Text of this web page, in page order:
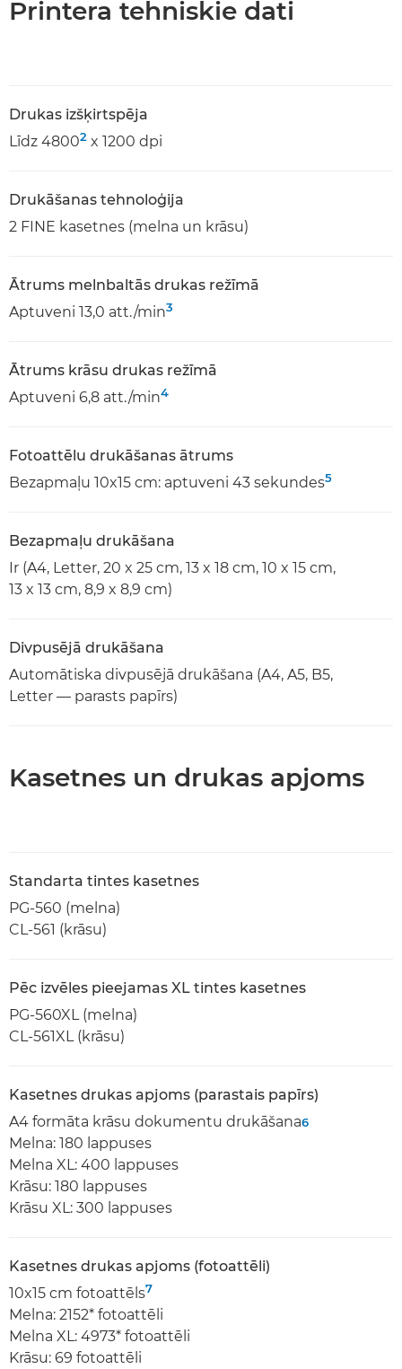
Printera tehniskie dati
Drukas izšķirtspēja
Līdz 48002 x 1200 dpi
Drukāšanas tehnoloģija
2 FINE kasetnes (melna un krāsu)
Ātrums melnbaltās drukas režīmā
Aptuveni 13,0 att./min3
Ātrums krāsu drukas režīmā
Aptuveni 6,8 att./min4
Fotoattēlu drukāšanas ātrums
Bezapmaļu 10x15 cm: aptuveni 43 sekundes5
Bezapmaļu drukāšana
Ir (A4, Letter, 20 x 25 cm, 13 x 18 cm, 10 x 15 cm,
13 x 13 cm, 8,9 x 8,9 cm)
Divpusējā drukāšana
Automātiska divpusējā drukāšana (A4, A5, B5,
Letter — parasts papīrs)
Kasetnes un drukas apjoms
Standarta tintes kasetnes
PG-560 (melna)
CL-561 (krāsu)
Pēc izvēles pieejamas XL tintes kasetnes
PG-560XL (melna)
CL-561XL (krāsu)
Kasetnes drukas apjoms (parastais papīrs)
A4 formāta krāsu dokumentu drukāšana6
Melna: 180 lappuses
Melna XL: 400 lappuses
Krāsu: 180 lappuses
Krāsu XL: 300 lappuses
Kasetnes drukas apjoms (fotoattēli)
10x15 cm fotoattēls7
Melna: 2152* fotoattēli
Melna XL: 4973* fotoattēli
Krāsu: 69 fotoattēli